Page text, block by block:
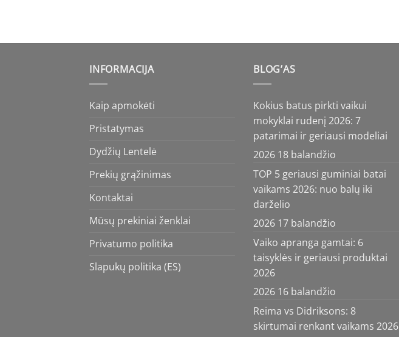
INFORMACIJA
Kaip apmokėti
Pristatymas
Dydžių Lentelė
Prekių grąžinimas
Kontaktai
Mūsų prekiniai ženklai
Privatumo politika
Slapukų politika (ES)
BLOG’AS
Kokius batus pirkti vaikui
mokyklai rudenį 2026: 7
patarimai ir geriausi modeliai
2026 18 balandžio
TOP 5 geriausi guminiai batai
vaikams 2026: nuo balų iki
darželio
2026 17 balandžio
Vaiko apranga gamtai: 6
taisyklės ir geriausi produktai
2026
2026 16 balandžio
Reima vs Didriksons: 8
skirtumai renkant vaikams 2026